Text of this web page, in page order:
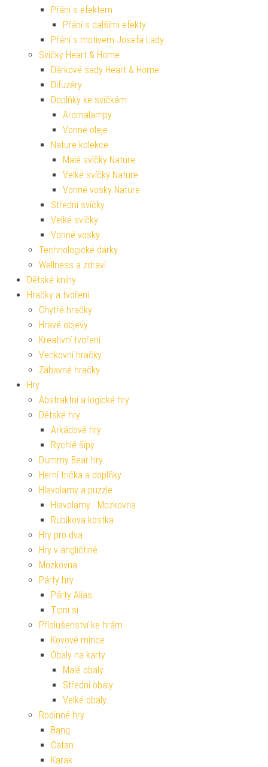
Přání s efektem
Přání s dalšími efekty
Přání s motivem Josefa Lady
Svíčky Heart & Home
Dárkové sady Heart & Home
Difuzéry
Doplňky ke svíčkám
Aromalampy
Vonné oleje
Nature kolekce
Malé svíčky Nature
Velké svíčky Nature
Vonné vosky Nature
Střední svíčky
Velké svíčky
Vonné vosky
Technologické dárky
Wellness a zdraví
Dětské knihy
Hračky a tvoření
Chytré hračky
Hravé objevy
Kreativní tvoření
Venkovní hračky
Zábavné hračky
Hry
Abstraktní a logické hry
Dětské hry
Arkádové hry
Rychlé šípy
Dummy Bear hry
Herní trička a doplňky
Hlavolamy a puzzle
Hlavolamy - Mozkovna
Rubikova kostka
Hry pro dva
Hry v angličtině
Mozkovna
Párty hry
Párty Alias
Tipni si
Příslušenství ke hrám
Kovové mince
Obaly na karty
Malé obaly
Střední obaly
Velké obaly
Rodinné hry
Bang
Catan
Karak